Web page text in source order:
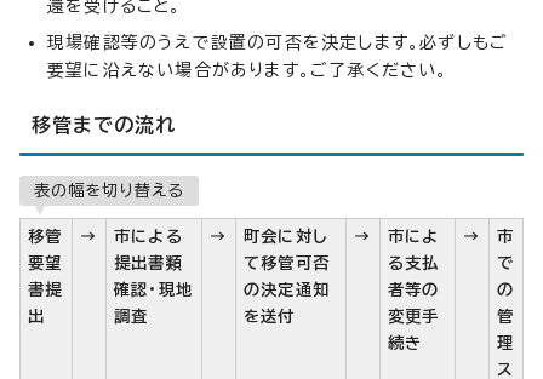
還を受けること。
現場確認等のうえで設置の可否を決定します。必ずしもご
要望に沿えない場合があります。ご了承ください。
移管までの流れ
表の幅を切り替える
移管
要望
書提
出
→
市による
提出書類
確認・現地
調査
→
町会に対し
て移管可否
の決定通知
を送付
→
市によ
る支払
者等の
変更手
続き
→
市
で
の
管
理
ス